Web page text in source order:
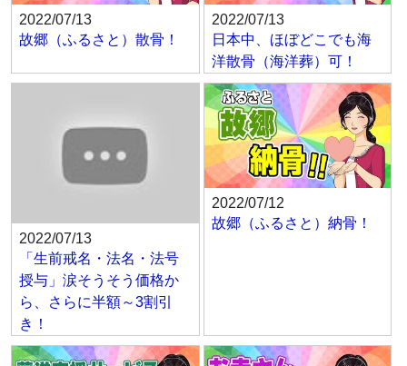
2022/07/13
故郷（ふるさと）散骨！
2022/07/13
日本中、ほぼどこでも海
洋散骨（海洋葬）可！
2022/07/13
「生前戒名・法名・法号
授与」涙そうそう価格か
ら、さらに半額～3割引
き！
2022/07/12
故郷（ふるさと）納骨！